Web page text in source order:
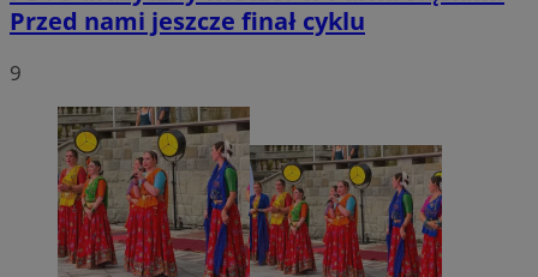
Przed nami jeszcze finał cyklu
9